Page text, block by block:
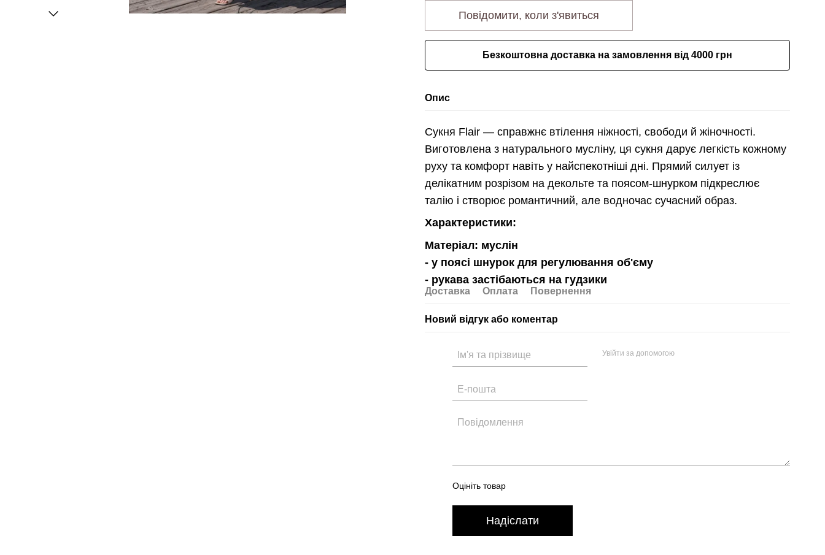
Повідомити, коли з'явиться
Безкоштовна доставка на замовлення від 4000 грн
Опис
Сукня Flair — справжнє втілення ніжності, свободи й жіночності.
Виготовлена з натурального мусліну, ця сукня дарує легкість кожному
руху та комфорт навіть у найспекотніші дні. Прямий силует із
делікатним розрізом на декольте та поясом-шнурком підкреслює
талію і створює романтичний, але водночас сучасний образ.
Характеристики:
Матеріал: муслін
- у поясі шнурок для регулювання об'єму
- рукава застібаються на гудзики
Доставка Оплата Повернення
Новий відгук або коментар
Увійти за допомогою
Оцініть товар
Надіслати